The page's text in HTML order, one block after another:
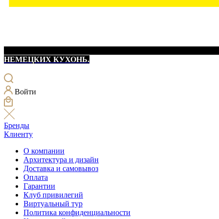
НЕМЕЦКИХ КУХОНЬ.
Войти
Бренды
Клиенту
О компании
Архитектура и дизайн
Доставка и самовывоз
Оплата
Гарантии
Клуб привилегий
Виртуальный тур
Политика конфиденциальности